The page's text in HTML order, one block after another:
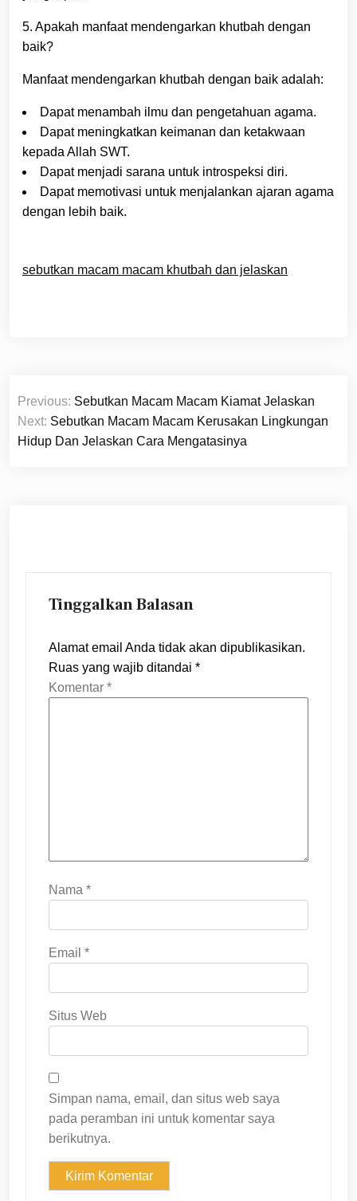
5. Apakah manfaat mendengarkan khutbah dengan
baik?
Manfaat mendengarkan khutbah dengan baik adalah:
Dapat menambah ilmu dan pengetahuan agama.
Dapat meningkatkan keimanan dan ketakwaan
kepada Allah SWT.
Dapat menjadi sarana untuk introspeksi diri.
Dapat memotivasi untuk menjalankan ajaran agama
dengan lebih baik.
sebutkan macam macam khutbah dan jelaskan
Navigasi
pos
Previous: Sebutkan Macam Macam Kiamat Jelaskan
Next: Sebutkan Macam Macam Kerusakan Lingkungan
Hidup Dan Jelaskan Cara Mengatasinya
Tinggalkan Balasan
Alamat email Anda tidak akan dipublikasikan.
Ruas yang wajib ditandai *
Komentar *
Nama *
Email *
Situs Web
Simpan nama, email, dan situs web saya
pada peramban ini untuk komentar saya
berikutnya.